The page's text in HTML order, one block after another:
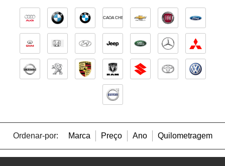
CAOA CHERY
Ordenar-por: Marca Preço Ano Quilometragem